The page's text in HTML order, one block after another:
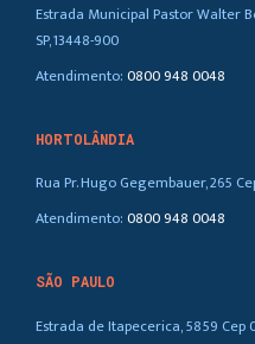
Estrada Municipal Pastor Walter
SP, 13448-900
Atendimento:0800 948 0048
HORTOLÂNDIA
Rua Pr. Hugo Gegembauer, 265
Atendimento:0800 948 0048
SÃO PAULO
Estrada de Itapecerica, 5859 Cep